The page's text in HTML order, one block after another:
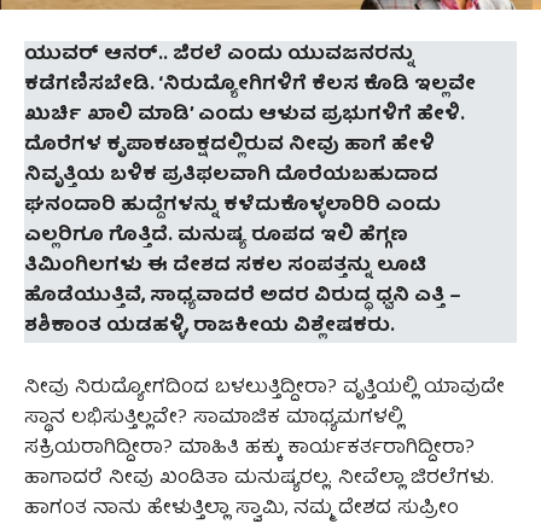
ಯುವರ್ ಆನರ್.. ಜಿರಲೆ ಎಂದು ಯುವಜನರನ್ನು
ಕಡೆಗಣಿಸಬೇಡಿ. ‘ನಿರುದ್ಯೋಗಿಗಳಿಗೆ ಕೆಲಸ ಕೊಡಿ ಇಲ್ಲವೇ
ಖುರ್ಚಿ ಖಾಲಿ ಮಾಡಿ’ ಎಂದು ಆಳುವ ಪ್ರಭುಗಳಿಗೆ ಹೇಳಿ.
ದೊರೆಗಳ ಕೃಪಾಕಟಾಕ್ಷದಲ್ಲಿರುವ ನೀವು ಹಾಗೆ ಹೇಳಿ
ನಿವೃತ್ತಿಯ ಬಳಿಕ ಪ್ರತಿಫಲವಾಗಿ ದೊರೆಯಬಹುದಾದ
ಘನಂದಾರಿ ಹುದ್ದೆಗಳನ್ನು ಕಳೆದುಕೊಳ್ಳಲಾರಿರಿ ಎಂದು
ಎಲ್ಲರಿಗೂ ಗೊತ್ತಿದೆ. ಮನುಷ್ಯ ರೂಪದ ಇಲಿ ಹೆಗ್ಗಣ
ತಿಮಿಂಗಿಲಗಳು ಈ ದೇಶದ ಸಕಲ ಸಂಪತ್ತನ್ನು ಲೂಟಿ
ಹೊಡೆಯುತ್ತಿವೆ, ಸಾಧ್ಯವಾದರೆ ಅದರ ವಿರುದ್ಧ ಧ್ವನಿ ಎತ್ತಿ–
ಶಶಿಕಾಂತ ಯಡಹಳ್ಳಿ, ರಾಜಕೀಯ ವಿಶ್ಲೇಷಕರು.
ನೀವು ನಿರುದ್ಯೋಗದಿಂದ ಬಳಲುತ್ತಿದ್ದೀರಾ? ವೃತ್ತಿಯಲ್ಲಿ ಯಾವುದೇ
ಸ್ಥಾನ ಲಭಿಸುತ್ತಿಲ್ಲವೇ? ಸಾಮಾಜಿಕ ಮಾಧ್ಯಮಗಳಲ್ಲಿ
ಸಕ್ರಿಯರಾಗಿದ್ದೀರಾ? ಮಾಹಿತಿ ಹಕ್ಕು ಕಾರ್ಯಕರ್ತರಾಗಿದ್ದೀರಾ?
ಹಾಗಾದರೆ ನೀವು ಖಂಡಿತಾ ಮನುಷ್ಯರಲ್ಲ. ನೀವೆಲ್ಲಾ ಜಿರಲೆಗಳು.
ಹಾಗಂತ ನಾನು ಹೇಳುತ್ತಿಲ್ಲಾ ಸ್ವಾಮಿ, ನಮ್ಮ ದೇಶದ ಸುಪ್ರೀಂ